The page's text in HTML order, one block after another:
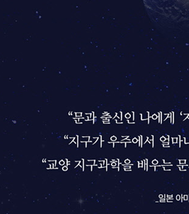
기와 물의 보유
형 행성의 대기 형성 과정과 물의 획득 / 어
의 물’이 생겼다 / 금성과 화성이 지구가 되
행성은 대기를 유지할 수 없다 / 슈퍼지구란
궤도와 자전, 그리고 다른 행성
의 공전 궤도는 환경에 어떤 영향을 미칠
질까? / 자전축 기울기는 어떻게 정해질까? /
의 크기가 행성의 환경을 결정짓는다 / 생명